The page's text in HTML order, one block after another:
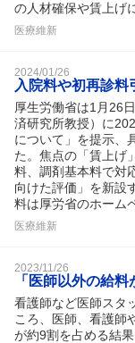
の人材確保や賃上げ
医療維新
2024/01/26
入院料や初再診
厚生労働省は1月26
済研究所教授）に
について」を提示、
た。焦点の「賃上げ
料、調剤基本料で対
向けた評価」を新設
料は厚労省のホーム
医療維新
2023/11/26
「医師以外の給
看護師など医師スタ
ころ、医師、看護師
が約9割を占める結